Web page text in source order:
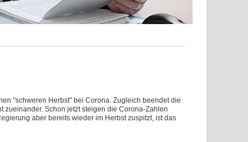
"schweren Herbst" bei Corona. Zugleich beendet die
zueinander. Schon jetzt steigen die Corona-Zahlen
aber bereits wieder im Herbst zuspitzt, ist das